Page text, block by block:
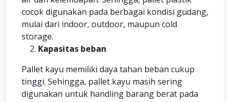
cocok digunakan pada berbagai kondisi gudang,
mulai dari indoor, outdoor, maupun cold
storage.
Kapasitas beban
Pallet kayu memiliki daya tahan beban cukup
tinggi. Sehingga, pallet kayu masih sering
digunakan untuk handling barang berat pada